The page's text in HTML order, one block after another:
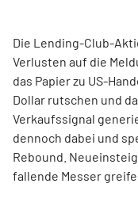
Die Lending-Club-
Verlusten auf die
das Papier zu US-
Dollar rutschen und
Verkaufssignal
dennoch dabei und
Rebound.
fallende Messer